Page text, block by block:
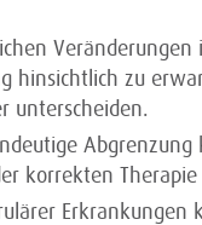
hinsichtlich zu
unterscheiden.
korrekten
Erkrankungen